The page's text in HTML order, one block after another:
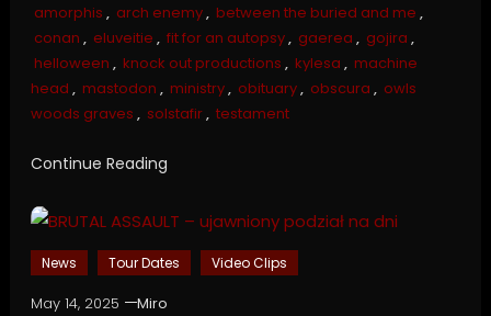
amorphis , arch enemy, between the buried and me ,
conan , eluveitie , fit for an autopsy, gaerea , gojira ,
helloween , knock out productions , kylesa , machine
head , mastodon , ministry, obituary, obscura , owls
woods graves , solstafir, testament
Continue Reading
News Tour Dates Video Clips
May 14, 2025
Miro